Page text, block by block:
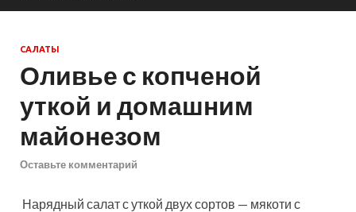
САЛАТЫ
Оливье с копченой
уткой и домашним
майонезом
Оставьте комментарий
Нарядный салат с уткой двух сортов — мякоти с